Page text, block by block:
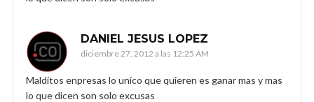
DANIEL JESUS LOPEZ
diciembre 27, 2012 a las 12:25 AM
Malditos enpresas lo unico que quieren es ganar mas y mas
lo que dicen son solo excusas